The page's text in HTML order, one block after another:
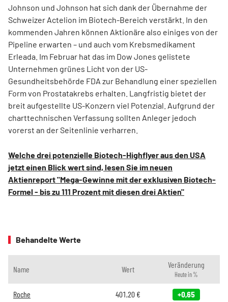
Johnson und Johnson hat sich dank der Übernahme der
Schweizer Actelion im Biotech-Bereich verstärkt. In den
kommenden Jahren können Aktionäre also einiges von der
Pipeline erwarten – und auch vom Krebsmedikament
Erleada. Im Februar hat das im Dow Jones gelistete
Unternehmen grünes Licht von der US-
Gesundheitsbehörde FDA zur Behandlung einer speziellen
Form von Prostatakrebs erhalten. Langfristig bietet der
breit aufgestellte US-Konzern viel Potenzial. Aufgrund der
charttechnischen Verfassung sollten Anleger jedoch
vorerst an der Seitenlinie verharren.
Welche drei potenzielle Biotech-Highflyer aus den USA
jetzt einen Blick wert sind, lesen Sie im neuen
Aktienreport "Mega-Gewinne mit der exklusiven Biotech-
Formel - bis zu 111 Prozent mit diesen drei Aktien"
Behandelte Werte
Name Wert Veränderung
Heute in %
Roche 401,20€ +0,65